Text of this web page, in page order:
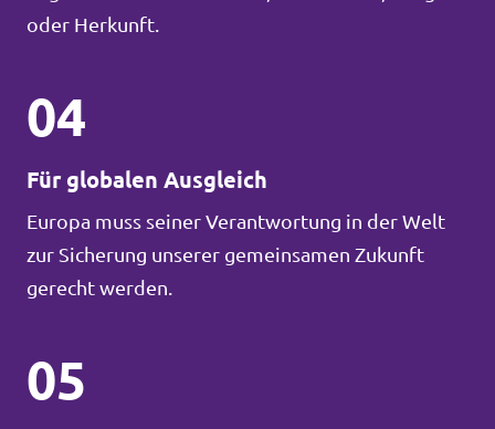
oder Herkunft.
04
Für globalen Ausgleich
Europa muss seiner Verantwortung in der Welt
zur Sicherung unserer gemeinsamen Zukunft
gerecht werden.
05